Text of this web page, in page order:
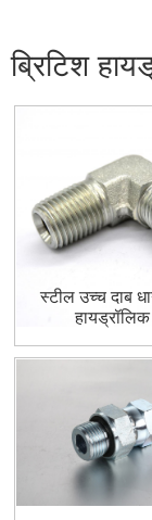
ब्रिटिश
स्टील उच्च दाब